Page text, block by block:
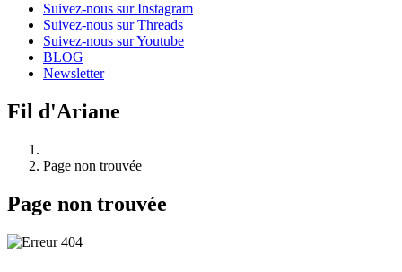
Suivez-nous sur Instagram
Suivez-nous sur Threads
Suivez-nous sur Youtube
BLOG
Newsletter
Fil d'Ariane
Page non trouvée
Page non trouvée